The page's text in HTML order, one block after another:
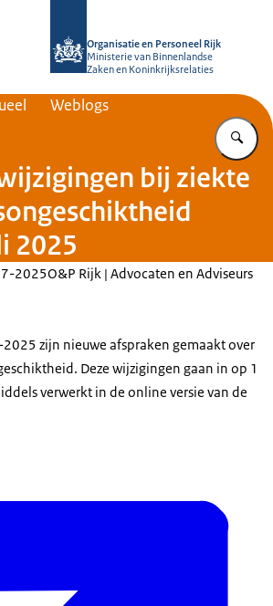
Organisatie en Personeel Rijk
Ministerie van Binnenlandse
Zaken en Koninkrijksrelaties
Weblogs
bij ziekte
2025
2025O&P Rijk | Advocaten en Adviseurs
2025 zijn nieuwe afspraken gemaakt over
Deze wijzigingen gaan in op 1
verwerkt in de online versie van de